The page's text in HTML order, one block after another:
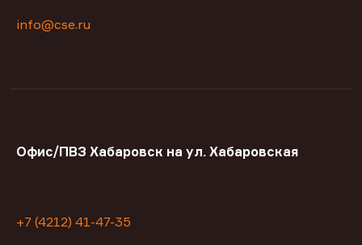
info@cse.ru
Офис/ПВЗ Хабаровск на ул. Хабаровская
+7 (4212) 41-47-35